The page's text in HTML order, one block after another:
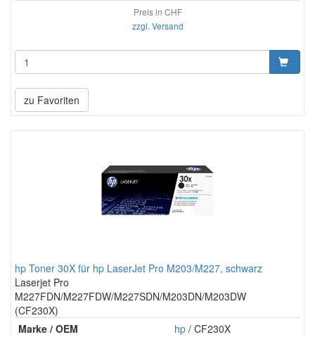
Preis in CHF
zzgl. Versand
zu Favoriten
hp Toner 30X für hp LaserJet Pro M203/M227, schwarz
Laserjet Pro
M227FDN/M227FDW/M227SDN/M203DN/M203DW
(CF230X)
Marke / OEM
hp / CF230X